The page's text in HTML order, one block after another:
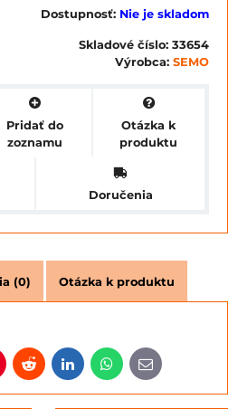
Dostupnosť: Nie je skladom
Skladové číslo: 33654
Výrobca: SEMO
Pridať do
zoznamu
Otázka k
produktu
Doručenia
(0) Otázka k produktu
RedditLinkedInWhatsApp
E-
mail